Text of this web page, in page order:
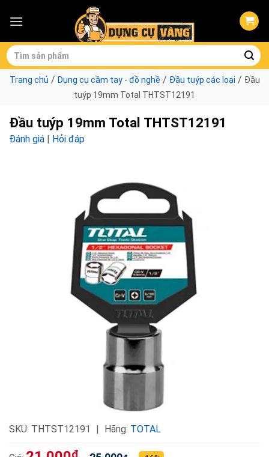
Tìm
kiếm:
Trang chủ / Dụng cụ cầm tay - đồ nghề / Đầu tuýp các loại / Đầu
tuýp 19mm Total THTST12191
Đầu tuýp 19mm Total THTST12191
Đánh giá | Hỏi đáp
SKU: THTST12191 Hãng: TOTAL
₫